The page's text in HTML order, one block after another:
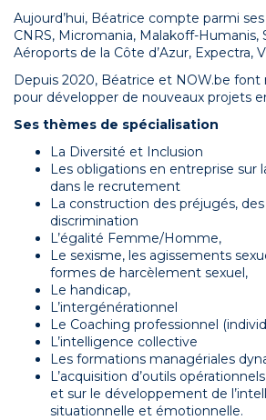
Aujourd’hui, Béatrice compte parmi ses
CNRS, Micromania, Malakoff-Humanis,
Aéroports de la Côte d’Azur, Expectra,
Depuis 2020, Béatrice et NOW.be
pour développer de nouveaux projets
Ses thèmes de spécialisation
La Diversité et Inclusion
Les obligations en entreprise sur
dans le recrutement
La construction des préjugés,
discrimination
L’égalité Femme/Homme,
Le sexisme, les agissements
formes de harcèlement sexuel,
Le handicap,
L’intergénérationnel
Le Coaching professionnel
L’intelligence collective
Les formations managériales
L’acquisition d’outils
et sur le développement de
situationnelle et émotionnelle.